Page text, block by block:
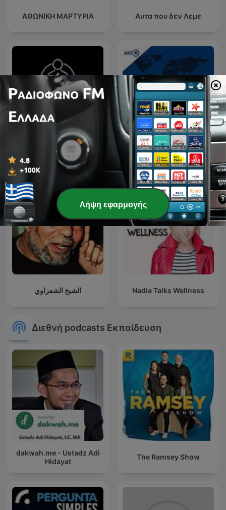
ΑΘΩΝΙΚΗ ΜΑΡΤΥΡΙΑ Αυτα που δεν Λεμε
Ideas para Vivir Mejor
tagesschau in Einfacher
Sprache (Audio)
الشيخ الشعراوي Nadia Talks Wellness
Διεθνή podcasts Εκπαίδευση
dakwah.me - Ustadz Adi
Hidayat
The Ramsey Show
Λήψη εφαρμογής